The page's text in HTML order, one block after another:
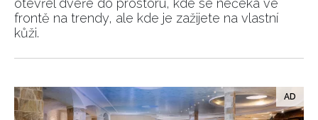
otevřel dveře do prostoru, kde se nečeká ve
frontě na trendy, ale kde je zažijete na vlastní
kůži.